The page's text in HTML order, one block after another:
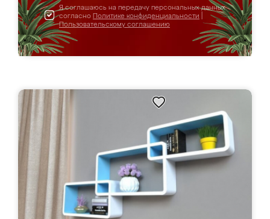
Я соглашаюсь на передачу персональных данных
согласно Политике конфиденциальности
Пользовательскому соглашению